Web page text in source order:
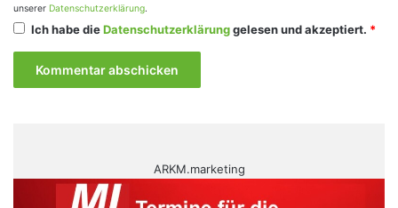
unserer Datenschutzerklärung.
Ich habe dieDatenschutzerklärunggelesen und akzeptiert. *
ARKM.marketing